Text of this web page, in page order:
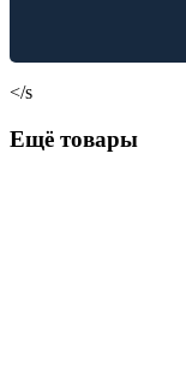
</s
Ещё товары